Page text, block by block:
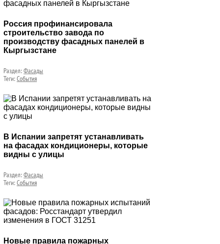
Россия профинансировала
строительство завода по
производству фасадных панелей в
Кыргызстане
Раздел:Фасады
Теги:События
В Испании запретят устанавливать
на фасадах кондиционеры, которые
видны с улицы
Раздел:Фасады
Теги:События
Новые правила пожарных